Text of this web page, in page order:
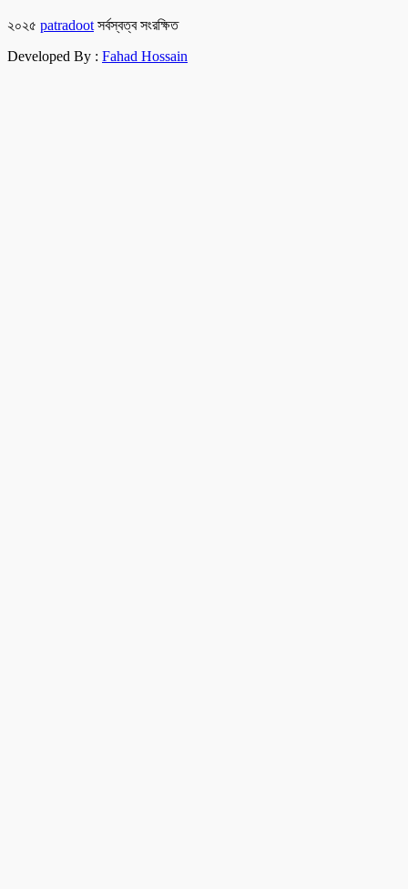
২০২৫ patradoot সর্বস্বত্ব সংরক্ষিত
Developed By : Fahad Hossain